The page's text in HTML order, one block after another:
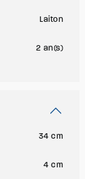
Laiton
2 an(s)
34 cm
4 cm